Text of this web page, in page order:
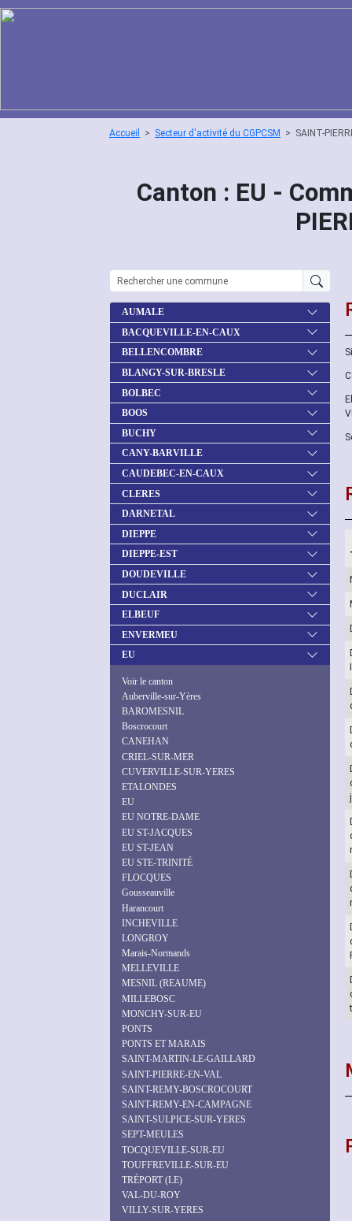
Accueil Secteur d'activité du CGPCSM SAINT-
Canton : EU -
AUMALE
BACQUEVILLE-EN-CAUX
BELLENCOMBRE
BLANGY-SUR-BRESLE
BOLBEC
BOOS
BUCHY
CANY-BARVILLE
CAUDEBEC-EN-CAUX
CLERES
DARNETAL
DIEPPE
DIEPPE-EST
DOUDEVILLE
DUCLAIR
ELBEUF
ENVERMEU
EU
Voir le canton
Auberville-sur-Yères
BAROMESNIL
Boscrocourt
CANEHAN
CRIEL-SUR-MER
CUVERVILLE-SUR-YERES
ETALONDES
EU
EU NOTRE-DAME
EU ST-JACQUES
EU ST-JEAN
EU STE-TRINITÉ
FLOCQUES
Gousseauville
Harancourt
INCHEVILLE
LONGROY
Marais-Normands
MELLEVILLE
MESNIL (REAUME)
MILLEBOSC
MONCHY-SUR-EU
PONTS
PONTS ET MARAIS
SAINT-MARTIN-LE-GAILLARD
SAINT-PIERRE-EN-VAL
SAINT-REMY-BOSCROCOURT
SAINT-REMY-EN-CAMPAGNE
SAINT-SULPICE-SUR-YERES
SEPT-MEULES
TOCQUEVILLE-SUR-EU
TOUFFREVILLE-SUR-EU
TRÉPORT (LE)
VAL-DU-ROY
VILLY-SUR-YERES